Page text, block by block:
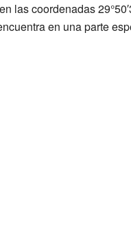
las coordenadas
en una parte